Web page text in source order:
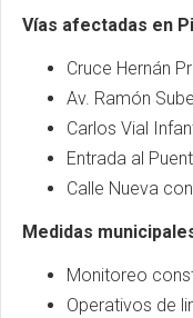
Vías afectadas en
Cruce Hernán
Av. Ramón
Carlos Vial
Entrada al
Calle Nueva
Medidas
Monitoreo
Operativos de